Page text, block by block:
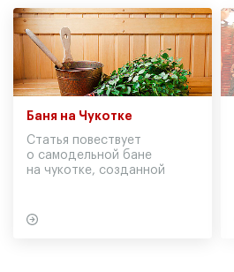
Баня на Чукотке
Статья повествует
о самодельной бане
на чукотке, созданной